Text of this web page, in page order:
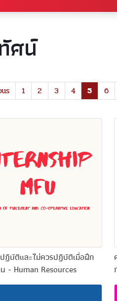
ศน์
1 2 3 4 5 6
ฏิบัติและไม่ควรปฏิบัติเมื่อฝึก
- Human Resources